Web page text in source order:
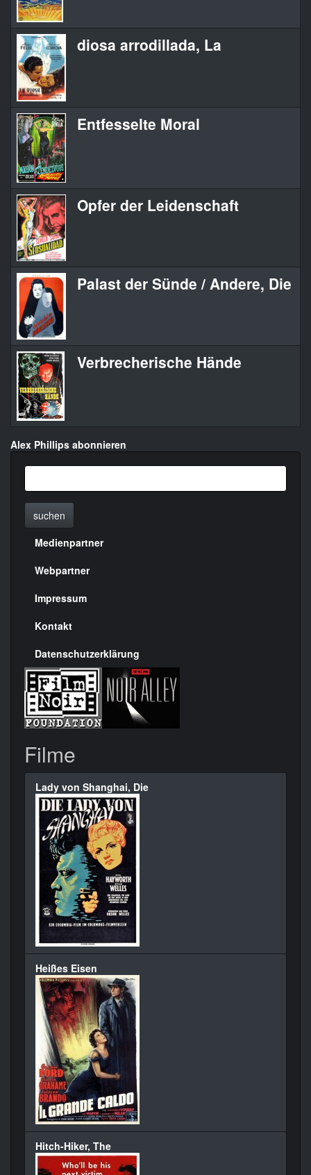
diosa arrodillada, La
Entfesselte Moral
Opfer der Leidenschaft
Palast der Sünde / Andere, Die
Verbrecherische Hände
Alex Phillips abonnieren
suchen
Menülinks
rechte
Seite
Medienpartner
Webpartner
Impressum
Kontakt
Datenschutzerklärung
Filme
Lady von Shanghai, Die
Heißes Eisen
Hitch-Hiker, The